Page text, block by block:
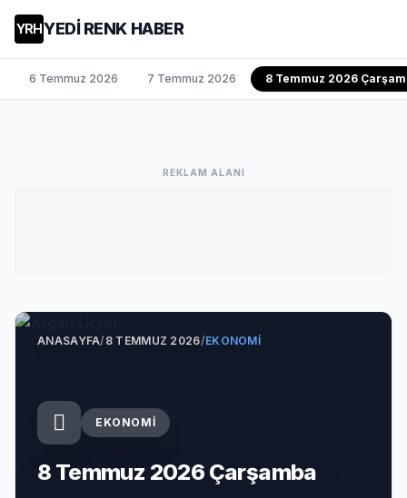
YRHYEDİ RENK HABER
6 Temmuz 2026 7 Temmuz 2026 8 Temmuz 2026
REKLAM ALANI
ANASAYFA/8 TEMMUZ 2026/EKONOMI
EKONOMI
8 Temmuz 2026 Çarşamba